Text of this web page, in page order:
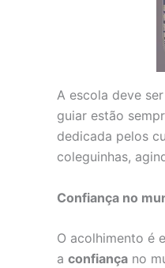
A escola deve
guiar estão
dedicada pelos
coleguinhas,
Confiança no
O acolhimento é
a confiança no